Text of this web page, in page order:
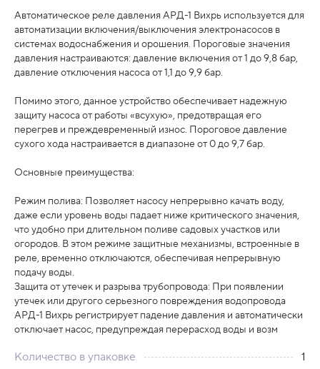
Автоматическое реле давления АРД-1 Вихрь используется для
автоматизации включения/выключения электронасосов в
системах водоснабжения и орошения. Пороговые значения
давления настраиваются: давление включения от 1 до 9,8 бар,
давление отключения насоса от 1,1 до 9,9 бар.
Помимо этого, данное устройство обеспечивает надежную
защиту насоса от работы «всухую», предотвращая его
перегрев и преждевременный износ. Пороговое давление
сухого хода настраивается в диапазоне от 0 до 9,7 бар.
Основные преимущества:
Режим полива: Позволяет насосу непрерывно качать воду,
даже если уровень воды падает ниже критического значения,
что удобно при длительном поливе садовых участков или
огородов. В этом режиме защитные механизмы, встроенные в
реле, временно отключаются, обеспечивая непрерывную
подачу воды.
Защита от утечек и разрыва трубопровода: При появлении
утечек или другого серьезного повреждения водопровода
АРД-1 Вихрь регистрирует падение давления и автоматически
отключает насос, предупреждая перерасход воды и возм
Количество в упаковке
1